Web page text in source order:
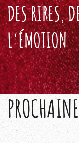
DES RIRES,
L’ÉMOTION